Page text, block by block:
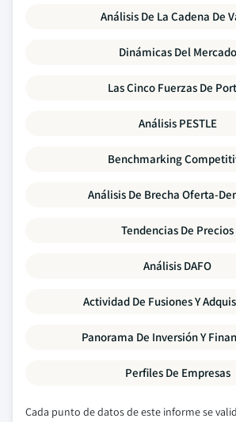
Análisis De La Cadena De
Dinámicas Del Mercado
Las Cinco Fuerzas De
Análisis PESTLE
Benchmarking
Análisis De Brecha Oferta-
Tendencias De Precios
Análisis DAFO
Actividad De Fusiones Y
Panorama De Inversión Y
Perfiles De Empresas
Cada punto de datos de este informe se